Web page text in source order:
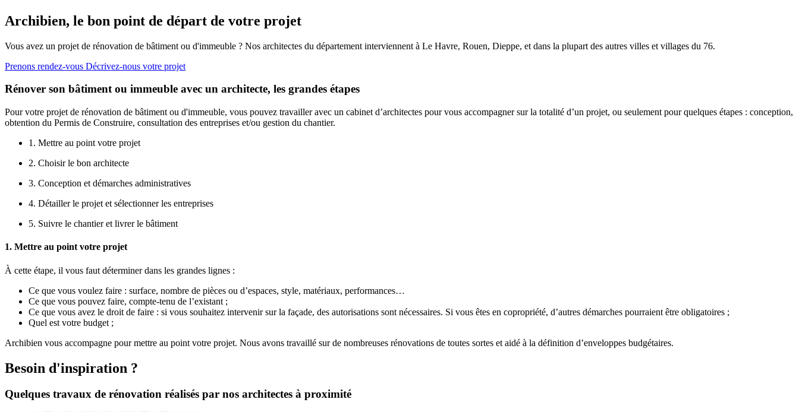
Archibien, le bon point de départ de votre projet
Vous avez un projet de rénovation de bâtiment ou d'immeuble ? Nos architectes du département interviennent à Le Havre, Rouen, Dieppe, et dans la plupart des autres villes et villages du 76.
Prenons rendez-vous Décrivez-nous votre projet
Rénover son bâtiment ou immeuble avec un architecte, les grandes étapes
Pour votre projet de rénovation de bâtiment ou d'immeuble, vous pouvez travailler avec un cabinet d’architectes pour vous accompagner sur la totalité d’un projet, ou seulement pour quelques étapes : conception,
obtention du Permis de Construire, consultation des entreprises et/ou gestion du chantier.
1. Mettre au point votre projet
2. Choisir le bon architecte
3. Conception et démarches administratives
4. Détailler le projet et sélectionner les entreprises
5. Suivre le chantier et livrer le bâtiment
1. Mettre au point votre projet
À cette étape, il vous faut déterminer dans les grandes lignes :
Ce que vous voulez faire : surface, nombre de pièces ou d’espaces, style, matériaux, performances…
Ce que vous pouvez faire, compte-tenu de l’existant ;
Ce que vous avez le droit de faire : si vous souhaitez intervenir sur la façade, des autorisations sont nécessaires. Si vous êtes en copropriété, d’autres démarches pourraient être obligatoires ;
Quel est votre budget ;
Archibien vous accompagne pour mettre au point votre projet. Nous avons travaillé sur de nombreuses rénovations de toutes sortes et aidé à la définition d’enveloppes budgétaires.
Besoin d'inspiration ?
Quelques travaux de rénovation réalisés par nos architectes à proximité